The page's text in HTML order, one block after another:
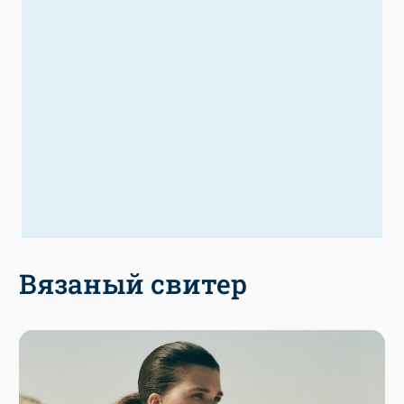
Вязаный свитер